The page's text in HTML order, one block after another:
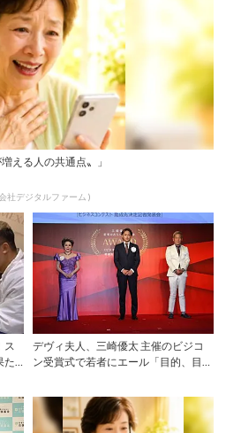
える人の共通点〟」
社デジタルファーム )
ス
た
デヴィ夫人、三崎優太 主催のビジコ
ン受賞式で若者にエール「目的、目